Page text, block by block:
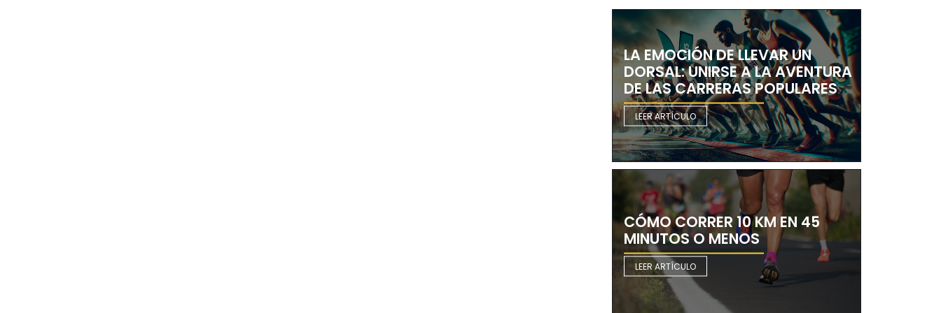
LA EMOCIÓN DE LLEVAR UN
DORSAL: UNIRSE A LA AVENTURA
DE LAS CARRERAS POPULARES
LEER ARTÍCULO
CÓMO CORRER 10 KM EN 45
MINUTOS O MENOS
LEER ARTÍCULO